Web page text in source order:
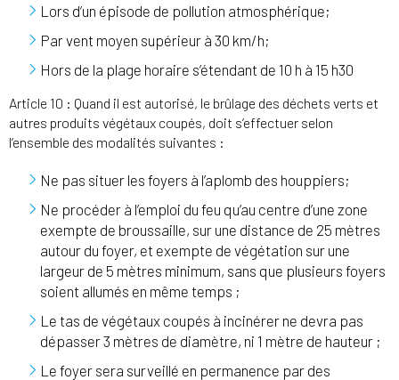
Lors d’un épisode de pollution atmosphérique;
Par vent moyen supérieur à 30 km/h;
Hors de la plage horaire s’étendant de 10 h à 15 h30
Article 10 : Quand il est autorisé, le brûlage des déchets verts et
autres produits végétaux coupés, doit s’effectuer selon
l’ensemble des modalités suivantes :
Ne pas situer les foyers à l’aplomb des houppiers;
Ne procéder à l’emploi du feu qu’au centre d’une zone
exempte de broussaille, sur une distance de 25 mètres
autour du foyer, et exempte de végétation sur une
largeur de 5 mètres minimum, sans que plusieurs foyers
soient allumés en même temps ;
Le tas de végétaux coupés à incinérer ne devra pas
dépasser 3 mètres de diamètre, ni 1 mètre de hauteur ;
Le foyer sera surveillé en permanence par des